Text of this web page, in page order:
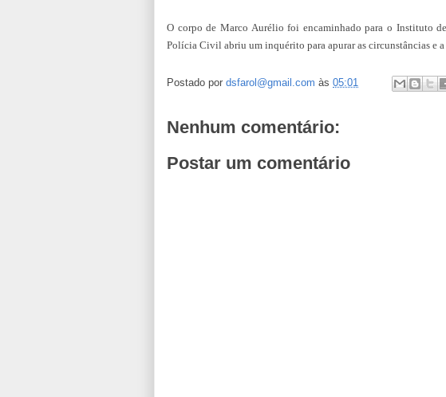
O corpo de Marco Aurélio foi encaminhado para o Instituto
Polícia Civil abriu um inquérito para apurar as circunstâncias e
Postado por dsfarol@gmail.com às 05:01
Nenhum comentário:
Postar um comentário